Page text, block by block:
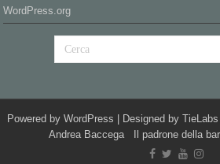
WordPress.org
Powered by WordPress | Designed by TieLabs
Andrea Baccega Il padrone della